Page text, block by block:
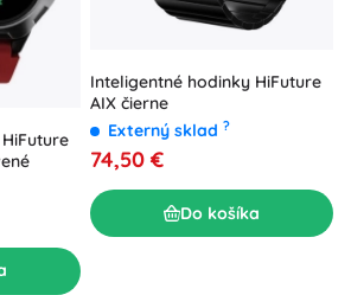
Inteligentné hodinky HiFuture
AIX čierne
Externý sklad ?
74,50 €
Do košíka